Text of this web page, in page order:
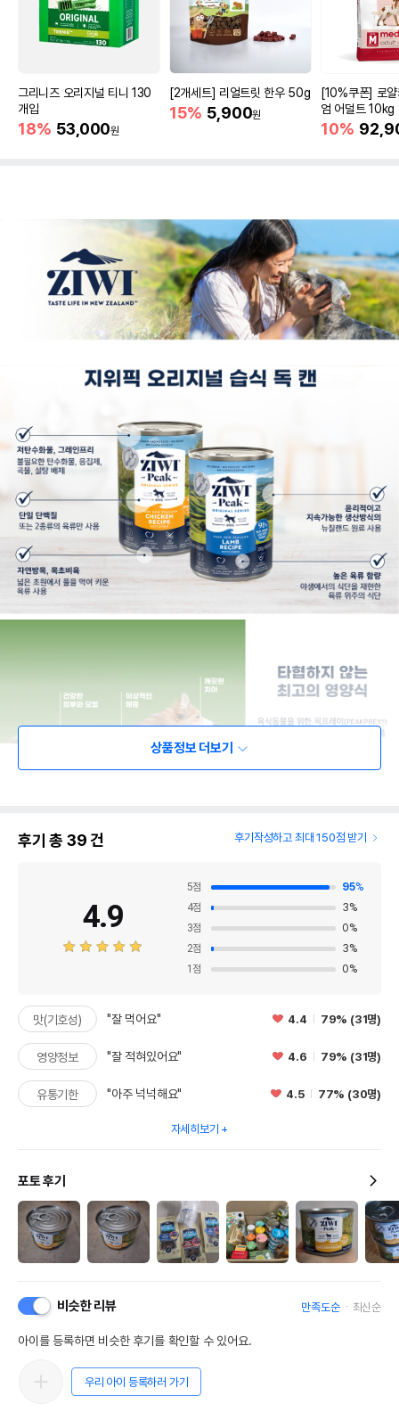
그리니즈 오리지널 티니 130
개입
18% 53,000원
[2개세트] 리얼트릿 한우 50g
15% 5,900원
[10%쿠폰] 로
엄 어덜트 10kg
증진
10%
상품정보 더보기
후기 총 39건 후기작성하고 최대 150점 받기
4.9
5점 95%
4점 3%
3점 0%
2점 3%
1 점 0%
맛(기호성) "잘 먹어요" 4.4 79% (31명)
영양정보 "잘 적혀있어요" 4.6 79% (31명)
유통기한 "아주 넉넉해요" 4.5 77% (30명)
자세히보기
포토 후기
비슷한 리뷰 만족도순 최신순
아이를 등록하면 비슷한 후기를 확인할 수 있어요.
우리 아이 등록하러 가기